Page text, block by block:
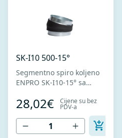
SK-I10 500-15°
Segmentno spiro koljeno
ENPRO SK-I10-15° sa
debljine 10mm. Izrađeno
od visokokvalitetnog
pocinkovanog lima DX51D
+ Z275 za hladno
28,02€ Cijene su bez
PDV-a